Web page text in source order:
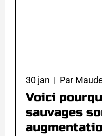
30 jan | Par
Voici
sauvages